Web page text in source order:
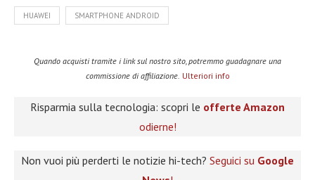
HUAWEI SMARTPHONE ANDROID
Quando acquisti tramite i link sul nostro sito, potremmo guadagnare una
commissione di affiliazione. Ulteriori info
Risparmia sulla tecnologia: scopri le offerte Amazon
odierne!
Non vuoi più perderti le notizie hi-tech? Seguici su Google